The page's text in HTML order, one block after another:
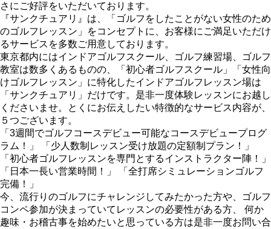
さにご好評をいただいております。
『サンクチュアリ』は、「ゴルフをしたことがない女性のため
のゴルフレッスン」をコンセプトに、お客様にご満足いただけ
るサービスを多数ご用意しております。
東京都内にはインドアゴルフスクール、ゴルフ練習場、ゴルフ
教室は数多くあるものの、「初心者ゴルフスクール」「女性向
けゴルフレッスン」に特化したインドアゴルフレッスン場は
「サンクチュアリ」だけです。是非一度体験レッスンにお越し
くださいませ。とくにお伝えしたい特徴的なサービス内容が、
５つございます。
「3週間でゴルフコースデビュー可能なコースデビュープログ
ラム！」 「少人数制レッスン受け放題の定額制プラン！」
「初心者ゴルフレッスンを専門とするインストラクター陣！」
「日本一長い営業時間！」 「全打席シミュレーションゴルフ
完備！」
今、流行りのゴルフにチャレンジしてみたかった方や、ゴルフ
コンペ参加が決まっていてレッスンの必要性がある方、 何か
趣味・お稽古事を始めたいと思っている方は是非一度お問い合